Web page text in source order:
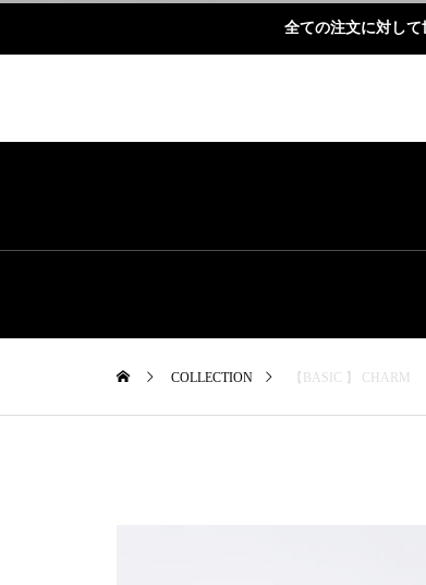
全ての注文に対し
COLLECTION 【BASIC 】 CHARM